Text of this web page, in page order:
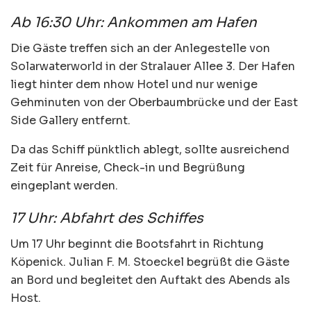
Ab 16:30 Uhr: Ankommen am Hafen
Die Gäste treffen sich an der Anlegestelle von
Solarwaterworld in der Stralauer Allee 3. Der Hafen
liegt hinter dem nhow Hotel und nur wenige
Gehminuten von der Oberbaumbrücke und der East
Side Gallery entfernt.
Da das Schiff pünktlich ablegt, sollte ausreichend
Zeit für Anreise, Check-in und Begrüßung
eingeplant werden.
17 Uhr: Abfahrt des Schiffes
Um 17 Uhr beginnt die Bootsfahrt in Richtung
Köpenick. Julian F. M. Stoeckel begrüßt die Gäste
an Bord und begleitet den Auftakt des Abends als
Host.